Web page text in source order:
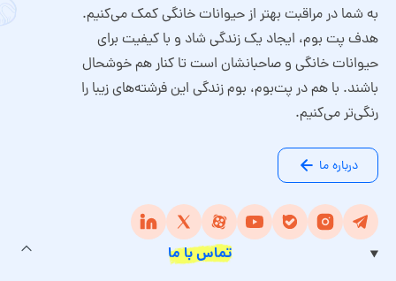
به شما در مراقبت بهتر از حیوانات خانگی کمک می‌کنیم.
هدف پت بوم، ایجاد یک زندگی شاد و با کیفیت برای
حیوانات خانگی و صاحبانشان است تا کنار هم خوشحال
باشند. با هم در پت‌بوم، بوم زندگی این فرشته‌های زیبا را
رنگی‌تر می‌کنیم.
درباره ما
تماس با ما